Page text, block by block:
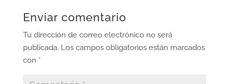
Enviar comentario
Tu dirección de correo electrónico no será
publicada. Los campos obligatorios están marcados
con *